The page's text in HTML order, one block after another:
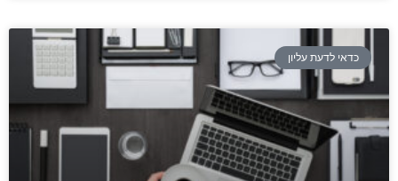
כדאי לדעת עליון